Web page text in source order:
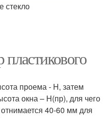
стекло
пластикового
проема - H, затем
окна – H(пр), для чего
отнимается 40-60 мм для